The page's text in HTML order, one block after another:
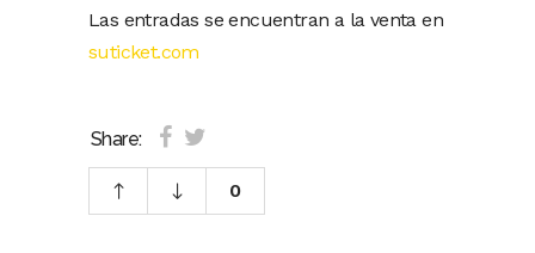
Las entradas se encuentran a la venta en
suticket.com
Share:
0